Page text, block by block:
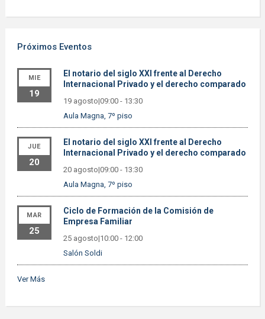
Próximos Eventos
MIE
19
El notario del siglo XXI frente al Derecho
Internacional Privado y el derecho comparado
19 agosto|09:00- 13:30
Aula Magna, 7º piso
JUE
20
El notario del siglo XXI frente al Derecho
Internacional Privado y el derecho comparado
20 agosto|09:00- 13:30
Aula Magna, 7º piso
MAR
25
Ciclo de Formación de la Comisión de
Empresa Familiar
25 agosto|10:00- 12:00
Salón Soldi
Ver Más